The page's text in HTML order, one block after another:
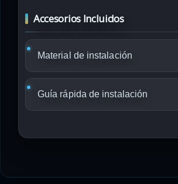
Accesorios Incluidos
Material de instalación
Guía rápida de instalación